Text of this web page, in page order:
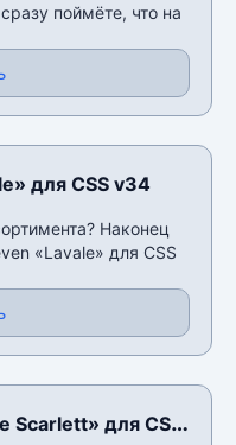
поймëте, что на
для CSS v34
Наконец
«Lavale» для CSS
Scarlett» для CSS